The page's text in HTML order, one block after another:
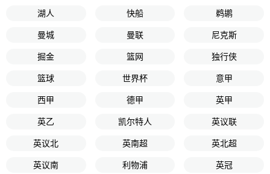
湖人 快船 鹈鹕
曼城 曼联 尼克斯
掘金 篮网 独行侠
篮球 世界杯 意甲
西甲 德甲 英甲
英乙 凯尔特人 英议联
英议北 英南超 英北超
英议南 利物浦 英冠